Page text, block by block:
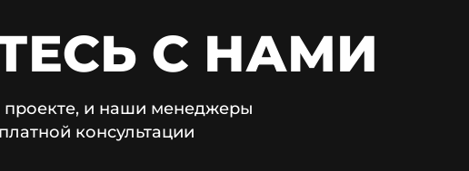
С НАМИ
проекте, и наши менеджеры
консультации